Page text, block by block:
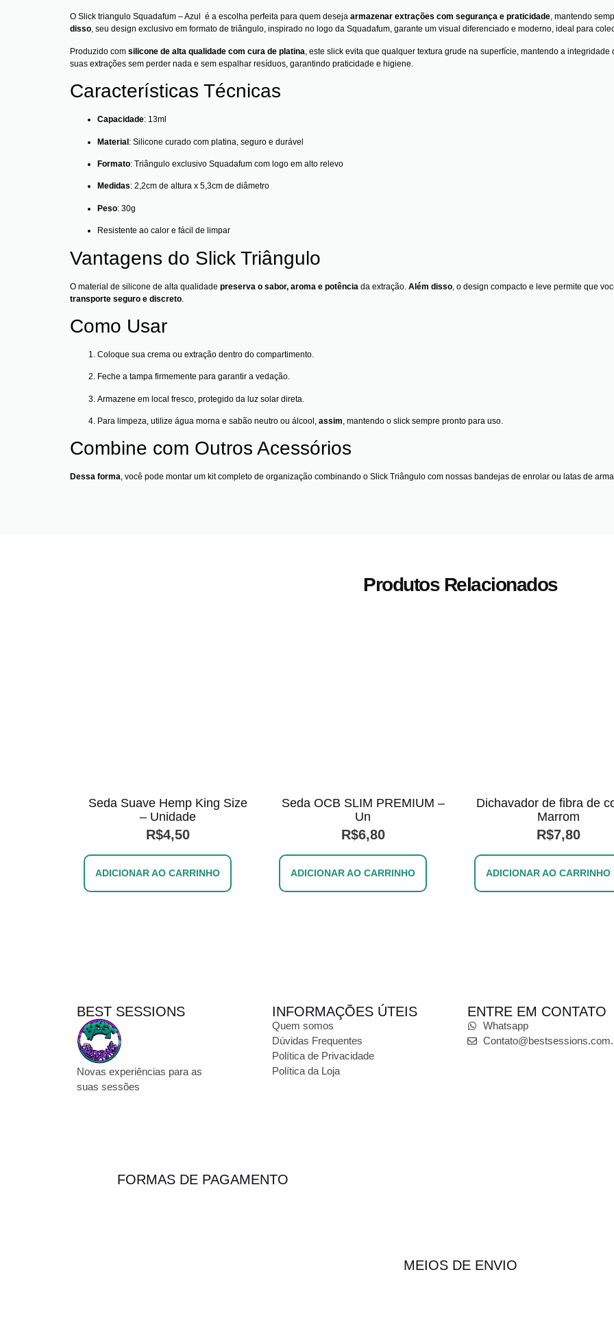
O Slick triangulo Squadafum – Azul é a escolha perfeita para quem deseja armazenar extrações com segurança e praticidade, mantendo
disso, seu design exclusivo em formato de triângulo, inspirado no logo da Squadafum, garante um visual diferenciado e moderno, ideal para
Produzido com silicone de alta qualidade com cura de platina , este slick evita que qualquer textura grude na superfície, mantendo a integridade
suas extrações sem perder nada e sem espalhar resíduos, garantindo praticidade e higiene.
Características Técnicas
Capacidade: 13ml
Material: Silicone curado com platina, seguro e durável
Formato: Triângulo exclusivo Squadafum com logo em alto relevo
Medidas: 2,2cm de altura x 5,3cm de diâmetro
Peso: 30g
Resistente ao calor e fácil de limpar
Vantagens do Slick Triângulo
O material de silicone de alta qualidade preserva o sabor, aroma e potência da extração. Além disso , o design compacto e leve permite que
transporte seguro e discreto
Como Usar
Coloque sua crema ou extração dentro do compartimento.
Feche a tampa firmemente para garantir a vedação.
Armazene em local fresco, protegido da luz solar direta.
Para limpeza, utilize água morna e sabão neutro ou álcool, assim, mantendo o slick sempre pronto para uso.
Combine com Outros Acessórios
Dessa forma, você pode montar um kit completo de organização combinando o Slick Triângulo com nossas bandejas de enrolar ou latas de
Produtos Relacionados
Seda Suave Hemp King Size
– Unidade
R$4,50
ADICIONAR AO CARRINHO
Seda OCB SLIM PREMIUM –
Un
R$6,80
ADICIONAR AO CARRINHO
Dichavador de fibra de
Marrom
R$7,80
ADICIONAR AO CARRINHO
BEST SESSIONS
Novas experiências para as
suas sessões
INFORMAÇÕES ÚTEIS
Quem somos
Dúvidas Frequentes
Política de Privacidade
Política da Loja
ENTRE EM CONTATO
Whatsapp
FORMAS DE PAGAMENTO
MEIOS DE ENVIO